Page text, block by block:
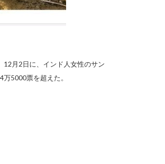
12月2日に、インド人女性のサン
5000票を超えた。